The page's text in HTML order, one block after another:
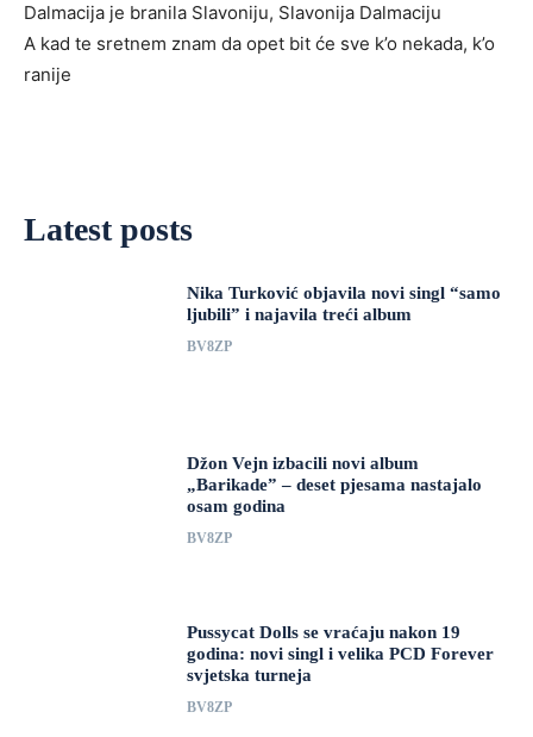
Dalmacija je branila Slavoniju, Slavonija Dalmaciju
A kad te sretnem znam da opet bit će sve k’o nekada, k’o
ranije
Latest posts
Nika Turković objavila novi singl “samo
ljubili” i najavila treći album
BV8ZP
Džon Vejn izbacili novi album
„Barikade” – deset pjesama nastajalo
osam godina
BV8ZP
Pussycat Dolls se vraćaju nakon 19
godina: novi singl i velika PCD Forever
svjetska turneja
BV8ZP